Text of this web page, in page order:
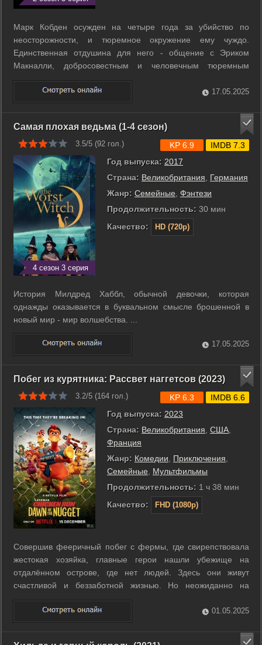
Марк Кобден осужден на четыре года за убийство по
неосторожности, и тюремное окружение ему чуждо.
Единственная отдушина для него - общение с Эриком
Макналли, добросовестным и человечным тюремным
надзирателем. Однако, когда один из опаснейших
заключенных выясняет его слабое место, Эрик оказывается
перед невозможным выбором между собственными ...
17.05.2025
Самая плохая ведьма (1-4 сезон)
3.5/5 (92 гол.)
4 сезон 3 серия
Год выпуска: 2017
Страна: Великобритания
Германия
Жанр: Семейные Фэнтези
Продолжительность: 30 мин
Качество:
HD (720p)
KP 6.9 IMDB 7.3
История Милдред Хаббл, обычной девочки, которая
однажды оказывается в буквальном смысле брошенной в
новый мир - мир волшебства. ...
17.05.2025
Побег из курятника: Рассвет наггетсов (2023)
3.2/5 (164 гол.)
Год выпуска: 2023
Страна: Великобритания США
Франция
Жанр: Комедии Приключения
Семейные
Мультфильмы
Продолжительность: 1 ч 38 мин
Качество:
FHD (1080p)
KP 6.3 IMDB 6.6
Совершив фееричный побег с фермы, где свирепствовала
жестокая хозяйка, главные герои нашли убежище на
отдалённом острове, где нет людей. Здесь они живут
счастливой и беззаботной жизнью. Но неожиданно на
горизонте появляется новая опасность и птицам снова
придется встать на свою защиту. ...
01.05.2025